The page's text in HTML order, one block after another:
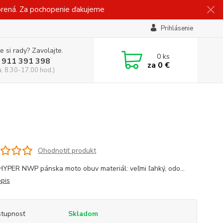
Za pochopenie ďakujeme
Prihlásenie
si rady? Zavolajte.
391 398
8.30-17.00 hod.)
0ks
za 0 €
Ohodnotiť produkt
NWP pánska moto obuv materiál: veľmi ľahký, odo...
Skladom